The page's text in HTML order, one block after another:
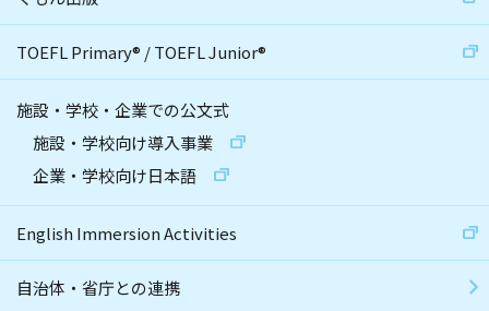
TOEFL Primary® /TOEFL Junior®
施設・学校・企業での公文式
施設・学校向け導入事業
企業・学校向け日本語
English Immersion Activities
自治体・省庁との連携